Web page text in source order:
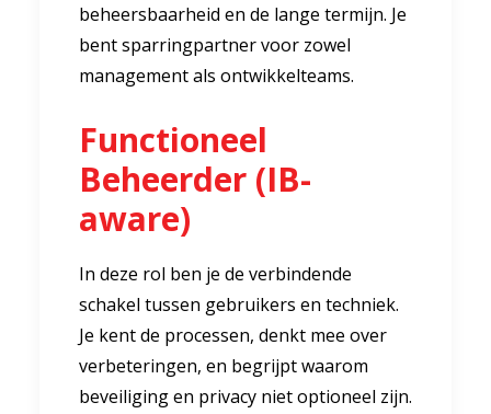
beheersbaarheid en de lange termijn. Je
bent sparringpartner voor zowel
management als ontwikkelteams.
Functioneel
Beheerder (IB-
aware)
In deze rol ben je de verbindende
schakel tussen gebruikers en techniek.
Je kent de processen, denkt mee over
verbeteringen, en begrijpt waarom
beveiliging en privacy niet optioneel zijn.